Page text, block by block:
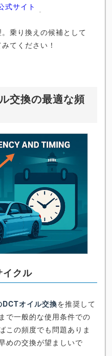
式サイト
乗り換えの候補として
てください！
交換の最適な頻
イクル
オイル交換を推奨して
で一般的な使用条件での
この頻度でも問題ありま
めの交換が望ましいで